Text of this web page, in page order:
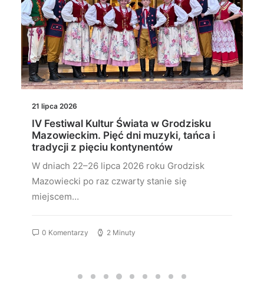
21 lipca 2026
IV Festiwal Kultur Świata w Grodzisku
Mazowieckim. Pięć dni muzyki, tańca i
tradycji z pięciu kontynentów
W dniach 22–26 lipca 2026 roku Grodzisk
Mazowiecki po raz czwarty stanie się
miejscem…
0 Komentarzy 2 Minuty